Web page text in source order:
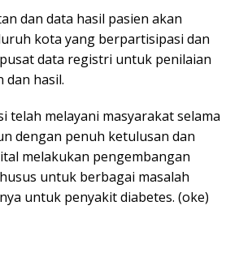
dan data hasil pasien akan
kota yang berpartisipasi dan
data registri untuk penilaian
dan hasil.
telah melayani masyarakat selama
dengan penuh ketulusan dan
melakukan pengembangan
untuk berbagai masalah
untuk penyakit diabetes. (oke)